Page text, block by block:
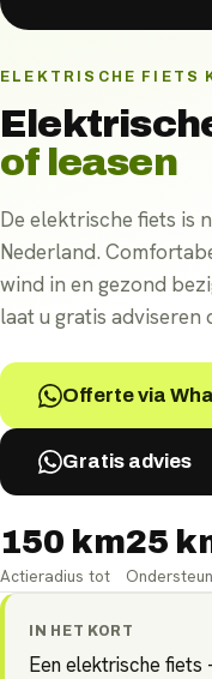
ELEKTRISCHE FIETS
of leasen
De elektrische fiets is
Nederland.
wind in en gezond
laat u gratis adviseren
Offerte via
Gratis advies
150 km
Actieradius tot
25
IN HET KORT
Een elektrische